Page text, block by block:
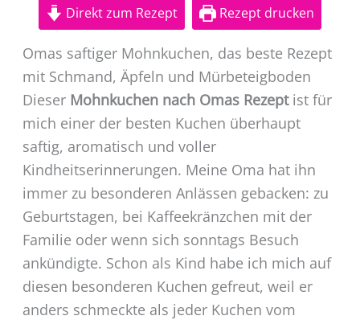
Direkt zum Rezept Rezept drucken
Omas saftiger Mohnkuchen, das beste Rezept
mit Schmand, Äpfeln und Mürbeteigboden
Dieser Mohnkuchen nach Omas Rezeptist für
mich einer der besten Kuchen überhaupt
saftig, aromatisch und voller
Kindheitserinnerungen. Meine Oma hat ihn
immer zu besonderen Anlässen gebacken: zu
Geburtstagen, bei Kaffeekränzchen mit der
Familie oder wenn sich sonntags Besuch
ankündigte. Schon als Kind habe ich mich auf
diesen besonderen Kuchen gefreut, weil er
anders schmeckte als jeder Kuchen vom